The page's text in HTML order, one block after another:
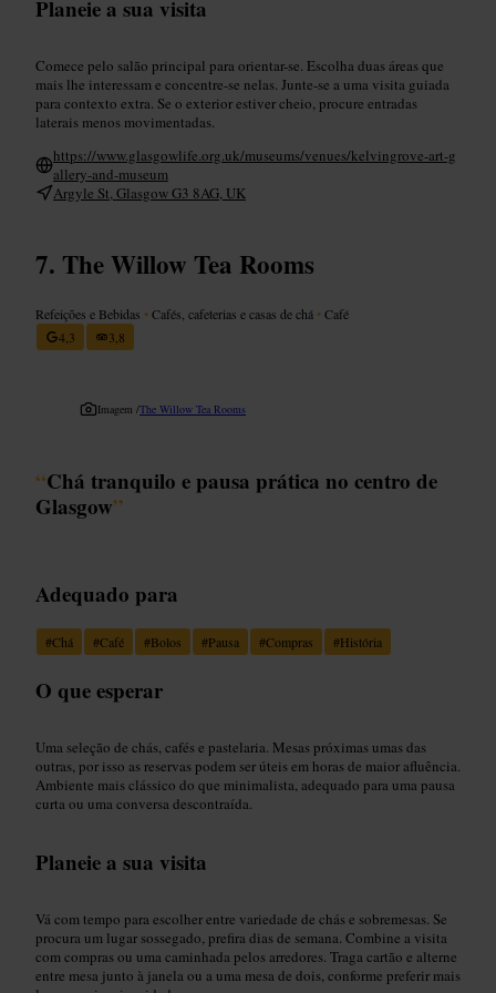
Planeie a sua visita
Comece pelo salão principal para orientar-se. Escolha duas áreas que
mais lhe interessam e concentre-se nelas. Junte-se a uma visita guiada
para contexto extra. Se o exterior estiver cheio, procure entradas
laterais menos movimentadas.
https://www.glasgowlife.org.uk/museums/venues/kelvingrove-art-g
allery-and-museum
Argyle St, Glasgow G3 8AG, UK
The Willow Tea Rooms
Refeições e Bebidas •Cafés, cafeterias e casas de chá •Café
4,3
3,8
Imagem /The Willow Tea Rooms
“Chá tranquilo e pausa prática no centro de
Glasgow”
Adequado para
#Chá #Café #Bolos #Pausa #Compras #História
O que esperar
Uma seleção de chás, cafés e pastelaria. Mesas próximas umas das
outras, por isso as reservas podem ser úteis em horas de maior afluência.
Ambiente mais clássico do que minimalista, adequado para uma pausa
curta ou uma conversa descontraída.
Planeie a sua visita
Vá com tempo para escolher entre variedade de chás e sobremesas. Se
procura um lugar sossegado, prefira dias de semana. Combine a visita
com compras ou uma caminhada pelos arredores. Traga cartão e alterne
entre mesa junto à janela ou a uma mesa de dois, conforme preferir mais